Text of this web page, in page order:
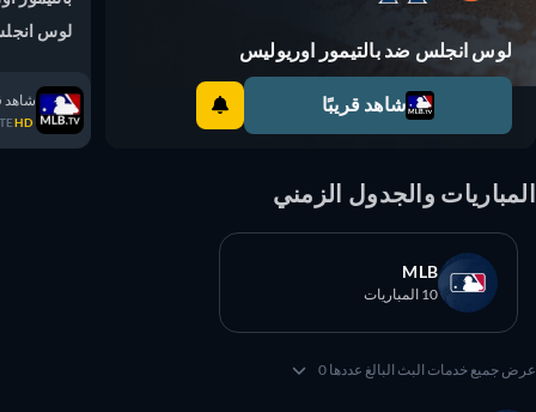
لوس انجلس ضد بالتيمور اوريوليس
شاهد قريبًا
لوس انجلس
شاهد
HD
والجدول الزمني
MLB
10 المباريات
جميع خدمات البث البالغ عددها 0